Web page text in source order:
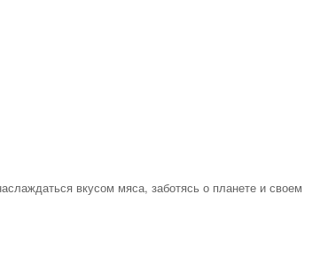
вкусом мяса, заботясь о планете и своем